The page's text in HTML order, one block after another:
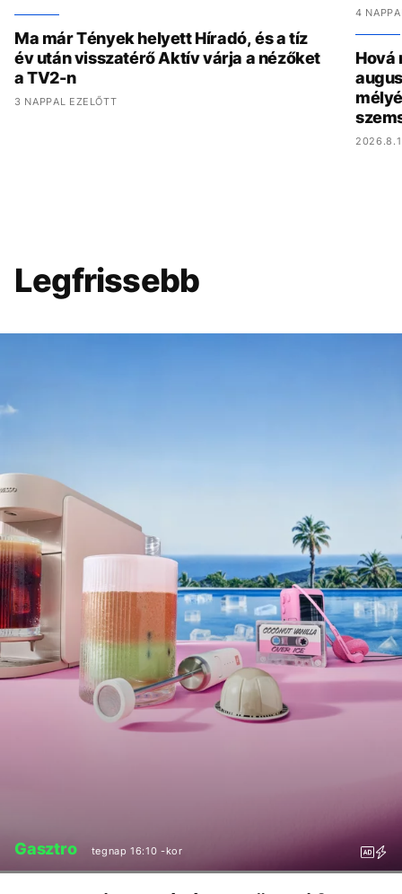
Ma már Tények helyett Híradó, és a tíz
év után visszatérő Aktív várja a nézőket
a TV2-n
3 NAPPAL EZELŐTT
4
Hová
Legfrissebb
Gasztro tegnap 16:10 -kor